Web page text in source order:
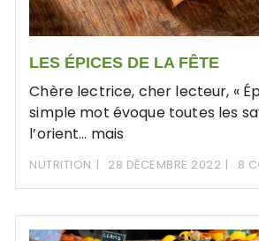
LES ÉPICES DE LA FÊTE
Chère lectrice, cher lecteur, «
simple mot évoque toutes les
l’orient… mais
NUTRITION 28 DÉCEMBRE 2022 8